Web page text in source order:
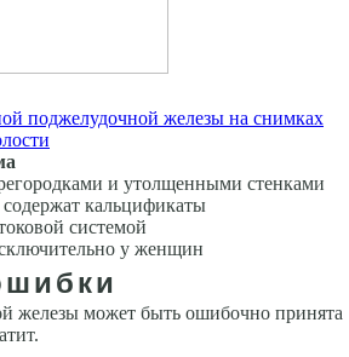
поджелудочной железы на снимках
и утолщенными стенками
кальцификаты
системой
у женщин
железы может быть ошибочно принята